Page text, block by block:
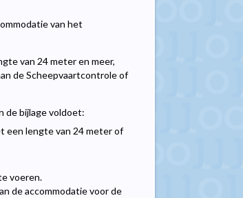
van het
van 24 meter en meer,
de Scheepvaartcontrole of
de bijlage voldoet:
een lengte van 24 meter of
voeren.
de accommodatie voor de